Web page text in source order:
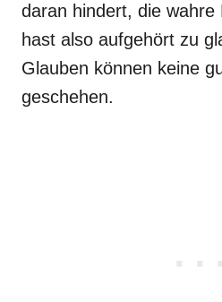
daran hindert, die wahre
hast also aufgehört zu
Glauben können keine
geschehen.